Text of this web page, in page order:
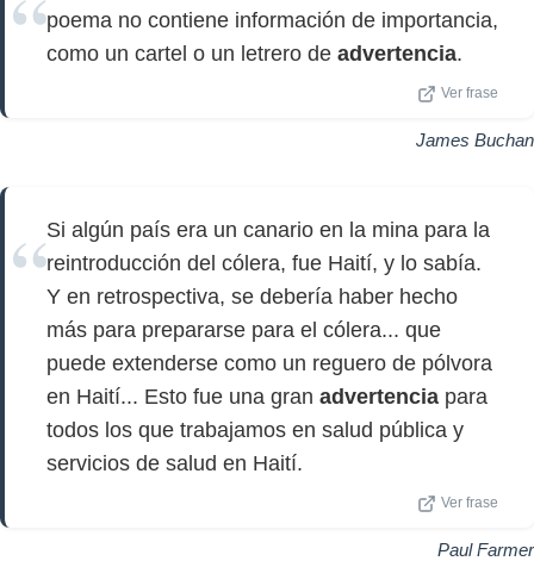
poema no contiene información de importancia,
como un cartel o un letrero de advertencia.
Ver frase
James Buchan
Si algún país era un canario en la mina para la
reintroducción del cólera, fue Haití, y lo sabía.
Y en retrospectiva, se debería haber hecho
más para prepararse para el cólera... que
puede extenderse como un reguero de pólvora
en Haití... Esto fue una gran advertencia para
todos los que trabajamos en salud pública y
servicios de salud en Haití.
Ver frase
Paul Farmer